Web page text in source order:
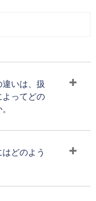
いは、扱
よってどの
どのよう